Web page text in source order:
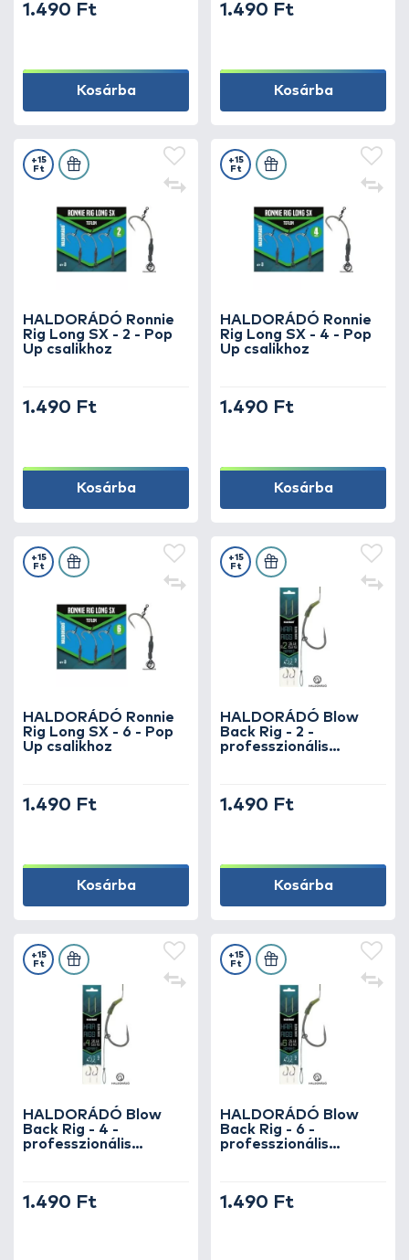
1.490 Ft
Kosárba
1.490 Ft
Kosárba
HALDORÁDÓ Ronnie
Rig Long SX - 2 - Pop
Up csalikhoz
+15
Ft
1.490 Ft
Kosárba
HALDORÁDÓ Ronnie
Rig Long SX - 4 - Pop
Up csalikhoz
+15
Ft
1.490 Ft
Kosárba
HALDORÁDÓ Ronnie
Rig Long SX - 6 - Pop
Up csalikhoz
+15
Ft
1.490 Ft
Kosárba
HALDORÁDÓ Blow
Back Rig - 2 -
professzionális
+15
Ft
1.490 Ft
Kosárba
HALDORÁDÓ Blow
Back Rig - 4 -
professzionális
+15
Ft
1.490 Ft
HALDORÁDÓ Blow
Back Rig - 6 -
professzionális
+15
Ft
1.490 Ft